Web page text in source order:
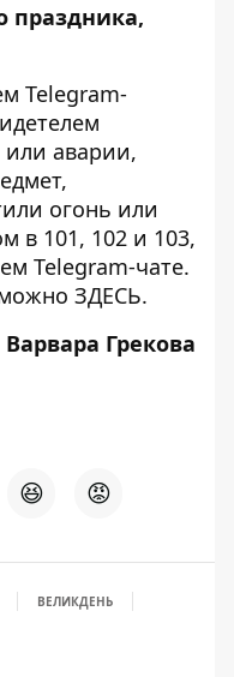
праздника,
Telegram-
аварии,
огонь или
в 101, 102 и 103,
Telegram-чате.
ЗДЕСЬ.
Варвара Грекова
😆 😡
ВЕЛИКДЕНЬ